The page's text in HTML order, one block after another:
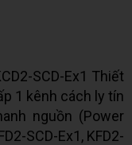
SCD-Ex1 Thiết
1 kênh cách ly tín
nguồn (Power
SCD-Ex1, KFD2-